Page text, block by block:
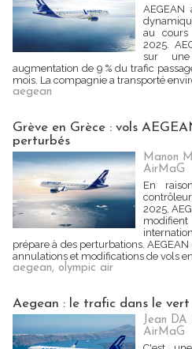
au
2025.
sur
augmentation de 9 % du trafic
mois. La compagnie a transporté
aegean
Grève en Grèce : vols
perturbés
Manon
AirMaG
En
2025,
prépare à des perturbations.
annulations et modifications de vols
aegean, olympic air
Aegean : le trafic dans le
Jean
AirMaG